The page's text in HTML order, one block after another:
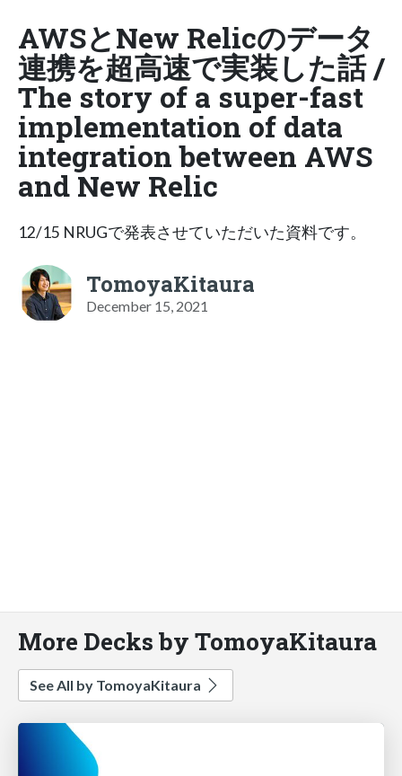
AWSとNew Relicのデータ
連携を超高速で実装した話 /
The story of a super-fast
implementation of data
integration between AWS
and New Relic
12/15 NRUGで発表させていただいた資料です。
TomoyaKitaura
December 15, 2021
More Decks by TomoyaKitaura
See All by TomoyaKitaura